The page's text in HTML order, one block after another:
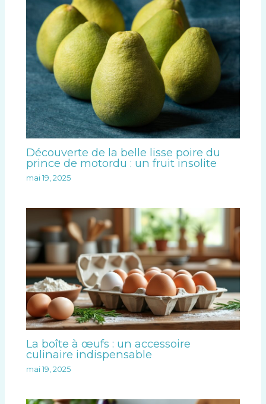
Découverte de la belle lisse poire du
prince de motordu : un fruit insolite
mai 19, 2025
La boîte à œufs : un accessoire
culinaire indispensable
mai 19, 2025